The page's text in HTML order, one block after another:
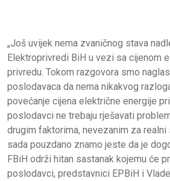
„Još uvijek nema zvaničnog stava
Elektroprivredi BiH u vezi sa cijenom
privredu. Tokom razgovora smo
poslodavaca da nema nikakvog
povećanje cijena električne energije
poslodavci ne trebaju rješavati
drugim faktorima, nevezanim za realni
sada pouzdano znamo jeste da je
FBiH održi hitan sastanak kojemu će
poslodavci, predstavnici EPBiH i